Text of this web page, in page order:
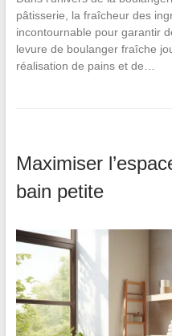
pâtisserie, la fraîcheur des
incontournable pour garantir
levure de boulanger fraîche
réalisation de pains et de…
Maximiser
bain petite